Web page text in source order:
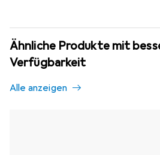
Ähnliche Produkte mit
Verfügbarkeit
Alle anzeigen